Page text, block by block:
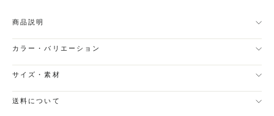
商品説明
カラー・バリエーション
サイズ・素材
送料について